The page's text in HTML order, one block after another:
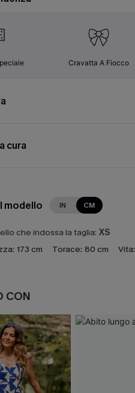
Cravatta A Fiocco
cura
modello IN CM
che indossa la taglia: XS
173 cm Torace: 80 cm Vita:
CON